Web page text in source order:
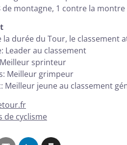
de montagne, 1 contre la
la durée du Tour, le classement
Leader au classement
sprinteur
Meilleur grimpeur
Meilleur jeune au classement
de cyclisme